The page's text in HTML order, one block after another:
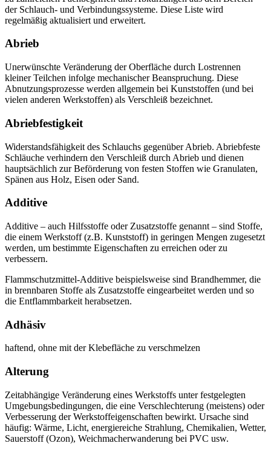
der Schlauch- und Verbindungssysteme. Diese Liste wird
regelmäßig aktualisiert und erweitert.
Abrieb
Unerwünschte Veränderung der Oberfläche durch Lostrennen
kleiner Teilchen infolge mechanischer Beanspruchung. Diese
Abnutzungsprozesse werden allgemein bei Kunststoffen (und bei
vielen anderen Werkstoffen) als Verschleiß bezeichnet.
Abriebfestigkeit
Widerstandsfähigkeit des Schlauchs gegenüber Abrieb. Abriebfeste
Schläuche verhindern den Verschleiß durch Abrieb und dienen
hauptsächlich zur Beförderung von festen Stoffen wie Granulaten,
Spänen aus Holz, Eisen oder Sand.
Additive
Additive – auch Hilfsstoffe oder Zusatzstoffe genannt – sind Stoffe,
die einem Werkstoff (z.B. Kunststoff) in geringen Mengen zugesetzt
werden, um bestimmte Eigenschaften zu erreichen oder zu
verbessern.
Flammschutzmittel-Additive beispielsweise sind Brandhemmer, die
in brennbaren Stoffe als Zusatzstoffe eingearbeitet werden und so
die Entflammbarkeit herabsetzen.
Adhäsiv
haftend, ohne mit der Klebefläche zu verschmelzen
Alterung
Zeitabhängige Veränderung eines Werkstoffs unter festgelegten
Umgebungsbedingungen, die eine Verschlechterung (meistens) oder
Verbesserung der Werkstoffeigenschaften bewirkt. Ursache sind
häufig: Wärme, Licht, energiereiche Strahlung, Chemikalien, Wetter,
Sauerstoff (Ozon), Weichmacherwanderung bei PVC usw.